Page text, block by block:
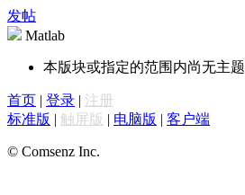
发帖
Matlab
本版块或指定的范围内尚无主题
首页 | 登录 | 注册
标准版 | 触屏版 | 电脑版 | 客户端
© Comsenz Inc.